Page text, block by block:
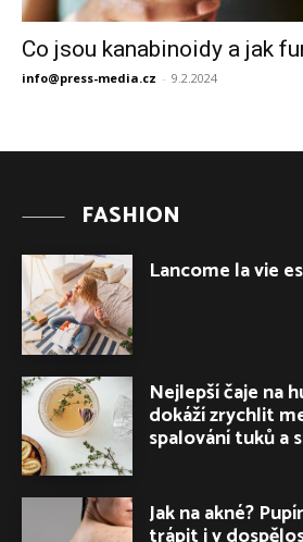
Co jsou kanabinoidy a jak
info@press-media.cz - 9.2.2024
FASHION
Lancome la vie
Nejlepší čaje na
dokáží zrychlit
spalování tuků a
Jak na akné?